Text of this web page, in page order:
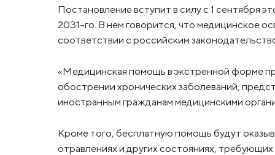
Постановление вступит в силу с 1 сентября
2031-го. В нем говорится, что медицинское
соответствии с российским
«Медицинская помощь в экстренной форме
обострении хронических заболеваний,
иностранным гражданам медицинскими
Кроме того, бесплатную помощь будут
отравлениях и других состояниях,